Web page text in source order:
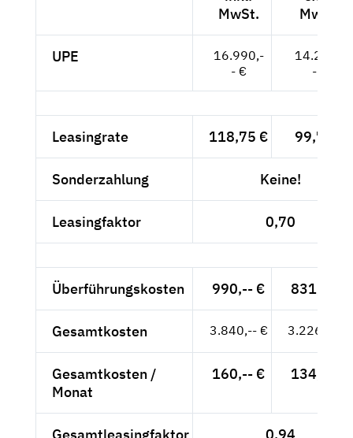
MwSt.
MwSt.
UPE
16.990,-
- €
14.277,-
- €
Leasingrate 118,75 € 99,79 €
Sonderzahlung Keine!
Leasingfaktor 0,70
Überführungskosten 990,-- € 831,93 €
Gesamtkosten 3.840,-- € 3.226,89 €
Gesamtkosten /
Monat
160,-- € 134,45 €
Gesamtleasingfaktor 0,94